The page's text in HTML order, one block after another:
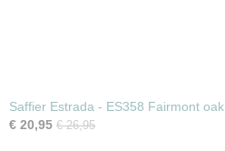
Saffier Estrada - ES358 Fairmont oak
€ 20,95 € 26,95